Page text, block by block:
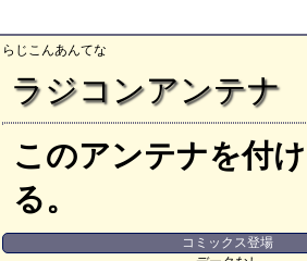
らじこんあんてな
ラジコンアンテナ
このアンテナを付
る。
コミックス登場